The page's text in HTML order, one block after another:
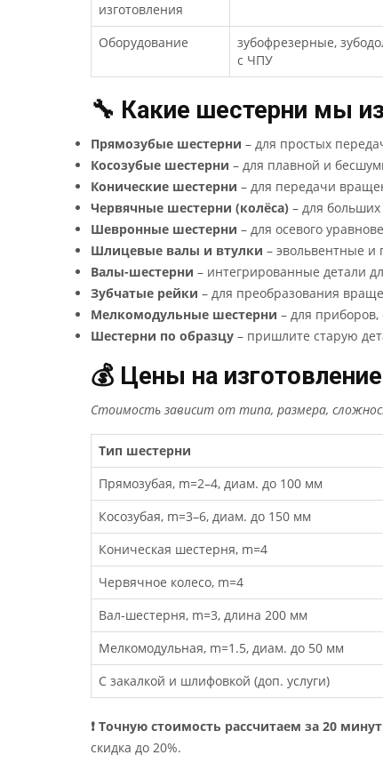
изготовления
Оборудование
зубофрезерные,
с ЧПУ
🔧 Какие шестерни мы
Прямозубые шестерни – для простых
Косозубые шестерни – для плавной и
Конические шестерни – для передачи
Червячные шестерни (колёса) – для
Шевронные шестерни – для осевого
Шлицевые валы и втулки – эвольвентные
Валы-шестерни – интегрированные детали
Зубчатые рейки – для преобразования
Мелкомодульные шестерни – для приборов,
Шестерни по образцу – пришлите старую
💰 Цены на
Стоимость зависит от типа, размера,
Тип шестерни
Прямозубая, m=2–4, диам. до 100 мм
Косозубая, m=3–6, диам. до 150 мм
Коническая шестерня, m=4
Червячное колесо, m=4
Вал-шестерня, m=3, длина 200 мм
Мелкомодульная, m=1.5, диам. до 50 мм
С закалкой и шлифовкой (доп. услуги)
❗ Точную стоимость рассчитаем за 20
скидка до 20%.